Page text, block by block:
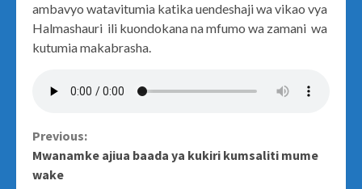
ambavyo watavitumia katika uendeshaji wa vikao vya
Halmashauri ili kuondokana na mfumo wa zamani wa
kutumia makabrasha.
Continue
Reading
Previous:
Mwanamke ajiua baada ya kukiri kumsaliti mume
wake